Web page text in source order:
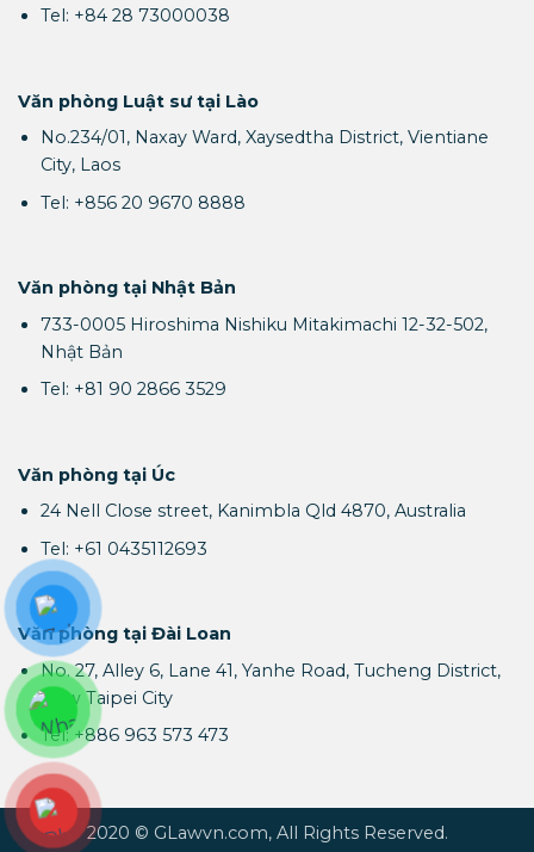
Tel: +84 28 73000038
Văn phòng Luật sư tại Lào
No.234/01, Naxay Ward, Xaysedtha District, Vientiane
City, Laos
Tel: +856 20 9670 8888
Văn phòng tại Nhật Bản
733-0005 Hiroshima Nishiku Mitakimachi 12-32-502,
Nhật Bản
Tel: +81 90 2866 3529
Văn phòng tại Úc
24 Nell Close street, Kanimbla Qld 4870, Australia
Tel: +61 0435112693
Văn phòng tại Đài Loan
No. 27, Alley 6, Lane 41, Yanhe Road, Tucheng District,
New Taipei City
Tel: +886 963 573 473
2020 © GLawvn.com, All Rights Reserved.